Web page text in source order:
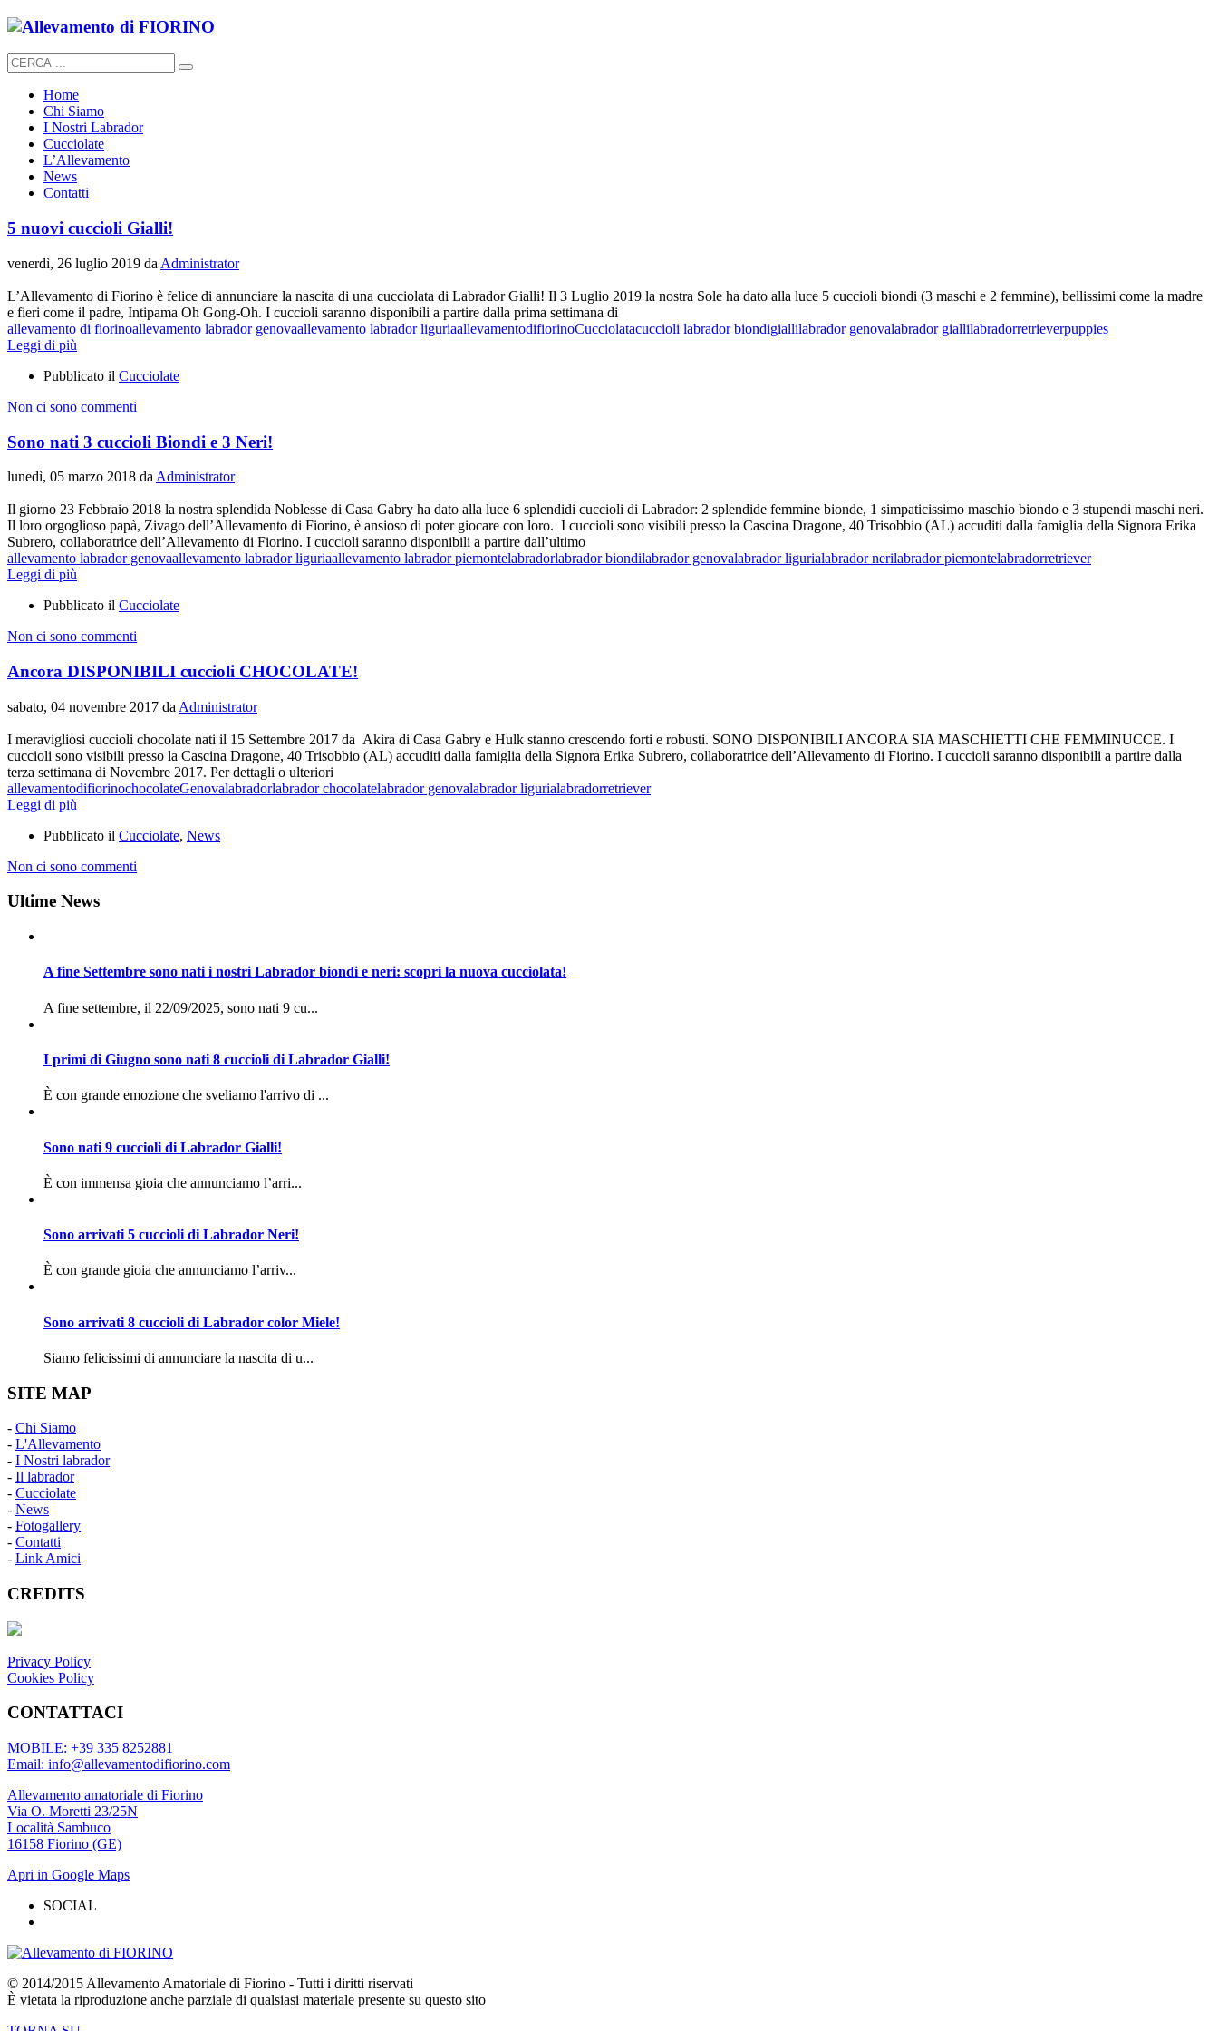
Home
Chi Siamo
I Nostri Labrador
Cucciolate
L’Allevamento
News
Contatti
5 nuovi cuccioli Gialli!
venerdì, 26 luglio 2019 da Administrator
L’Allevamento di Fiorino è felice di annunciare la nascita di una cucciolata di Labrador Gialli! Il 3 Luglio 2019 la nostra Sole ha dato alla luce 5 cuccioli biondi (3 maschi e 2 femmine), bellissimi come la madre
e fieri come il padre, Intipama Oh Gong-Oh. I cuccioli saranno disponibili a partire dalla prima settimana di
allevamento di fiorinoallevamento labrador genovaallevamento labrador liguriaallevamentodifiorinoCucciolatacuccioli labrador biondigiallilabrador genovalabrador giallilabradorretrieverpuppies
Leggi di più
Pubblicato il Cucciolate
Non ci sono commenti
Sono nati 3 cuccioli Biondi e 3 Neri!
lunedì, 05 marzo 2018 da Administrator
Il giorno 23 Febbraio 2018 la nostra splendida Noblesse di Casa Gabry ha dato alla luce 6 splendidi cuccioli di Labrador: 2 splendide femmine bionde, 1 simpaticissimo maschio biondo e 3 stupendi maschi neri.
Il loro orgoglioso papà, Zivago dell’Allevamento di Fiorino, è ansioso di poter giocare con loro. I cuccioli sono visibili presso la Cascina Dragone, 40 Trisobbio (AL) accuditi dalla famiglia della Signora Erika
Subrero, collaboratrice dell’Allevamento di Fiorino. I cuccioli saranno disponibili a partire dall’ultimo
allevamento labrador genovaallevamento labrador liguriaallevamento labrador piemontelabradorlabrador biondilabrador genovalabrador ligurialabrador nerilabrador piemontelabradorretriever
Leggi di più
Pubblicato il Cucciolate
Non ci sono commenti
Ancora DISPONIBILI cuccioli CHOCOLATE!
sabato, 04 novembre 2017 da Administrator
I meravigliosi cuccioli chocolate nati il 15 Settembre 2017 da Akira di Casa Gabry e Hulk stanno crescendo forti e robusti. SONO DISPONIBILI ANCORA SIA MASCHIETTI CHE FEMMINUCCE. I
cuccioli sono visibili presso la Cascina Dragone, 40 Trisobbio (AL) accuditi dalla famiglia della Signora Erika Subrero, collaboratrice dell’Allevamento di Fiorino. I cuccioli saranno disponibili a partire dalla
terza settimana di Novembre 2017. Per dettagli o ulteriori
allevamentodifiorinochocolateGenovalabradorlabrador chocolatelabrador genovalabrador ligurialabradorretriever
Leggi di più
Pubblicato il Cucciolate, News
Non ci sono commenti
Ultime News
A fine Settembre sono nati i nostri Labrador biondi e neri: scopri la nuova cucciolata!
A fine settembre, il 22/09/2025, sono nati 9 cu...
I primi di Giugno sono nati 8 cuccioli di Labrador Gialli!
È con grande emozione che sveliamo l'arrivo di ...
Sono nati 9 cuccioli di Labrador Gialli!
È con immensa gioia che annunciamo l’arri...
Sono arrivati 5 cuccioli di Labrador Neri!
È con grande gioia che annunciamo l’arriv...
Sono arrivati 8 cuccioli di Labrador color Miele!
Siamo felicissimi di annunciare la nascita di u...
SITE MAP
- Chi Siamo
- L'Allevamento
- I Nostri labrador
- Il labrador
- Cucciolate
- News
- Fotogallery
- Contatti
- Link Amici
CREDITS
Privacy Policy
Cookies Policy
CONTATTACI
MOBILE: +39 335 8252881
Email: info@allevamentodifiorino.com
Allevamento amatoriale di Fiorino
Via O. Moretti 23/25N
Località Sambuco
16158 Fiorino (GE)
Apri in Google Maps
SOCIAL
© 2014/2015 Allevamento Amatoriale di Fiorino - Tutti i diritti riservati
È vietata la riproduzione anche parziale di qualsiasi materiale presente su questo sito